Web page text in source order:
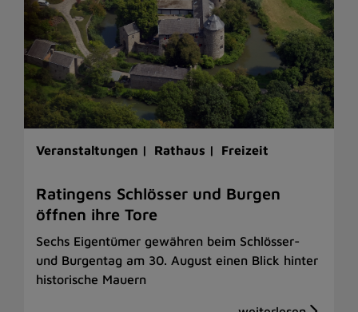
Veranstaltungen | Rathaus | Freizeit
Ratingens Schlösser und Burgen
öffnen ihre Tore
Sechs Eigentümer gewähren beim Schlösser-
und Burgentag am 30. August einen Blick hinter
historische Mauern